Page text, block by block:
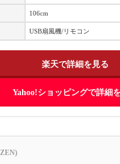
106cm
USB扇風機/リモコン
楽天で詳細を見る
Yahoo!ショッピングで詳細